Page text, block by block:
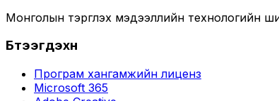
Монголын тэргүүлэх мэдээллийн
Бүтээгдэхүүн
Програм хангамжийн лиценз
Microsoft 365